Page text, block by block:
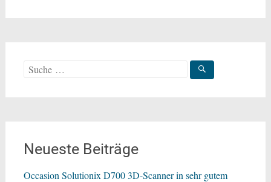
Suche
Neueste Beiträge
Occasion Solutionix D700 3D-Scanner in sehr gutem